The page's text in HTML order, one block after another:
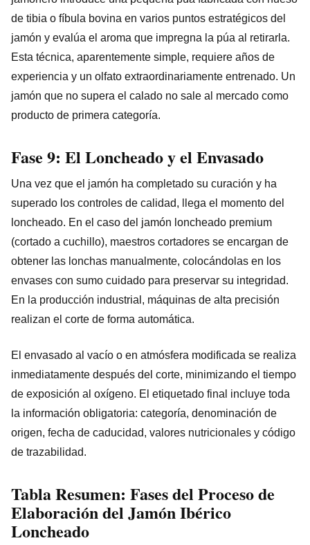
de tibia o fíbula bovina en varios puntos estratégicos del
jamón y evalúa el aroma que impregna la púa al retirarla.
Esta técnica, aparentemente simple, requiere años de
experiencia y un olfato extraordinariamente entrenado. Un
jamón que no supera el calado no sale al mercado como
producto de primera categoría.
Fase 9: El Loncheado y el Envasado
Una vez que el jamón ha completado su curación y ha
superado los controles de calidad, llega el momento del
loncheado. En el caso del jamón loncheado premium
(cortado a cuchillo), maestros cortadores se encargan de
obtener las lonchas manualmente, colocándolas en los
envases con sumo cuidado para preservar su integridad.
En la producción industrial, máquinas de alta precisión
realizan el corte de forma automática.
El envasado al vacío o en atmósfera modificada se realiza
inmediatamente después del corte, minimizando el tiempo
de exposición al oxígeno. El etiquetado final incluye toda
la información obligatoria: categoría, denominación de
origen, fecha de caducidad, valores nutricionales y código
de trazabilidad.
Tabla Resumen: Fases del Proceso de
Elaboración del Jamón Ibérico
Loncheado